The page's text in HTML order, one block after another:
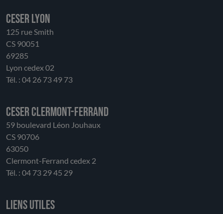
CESER LYON
125 rue Smith
CS 90051
69285
Lyon cedex 02
Tél. : 04 26 73 49 73
CESER Clermont-Ferrand
59 boulevard Léon Jouhaux
CS 90706
63050
Clermont-Ferrand cedex 2
Tél. : 04 73 29 45 29
Liens utiles